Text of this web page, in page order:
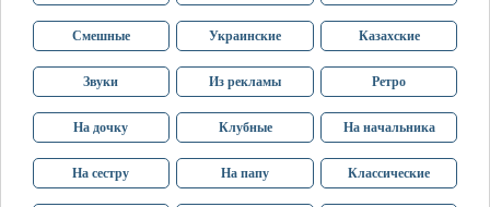
Смешные Украинские Казахские
Звуки Из рекламы Ретро
На дочку Клубные На начальника
На сестру На папу Классические